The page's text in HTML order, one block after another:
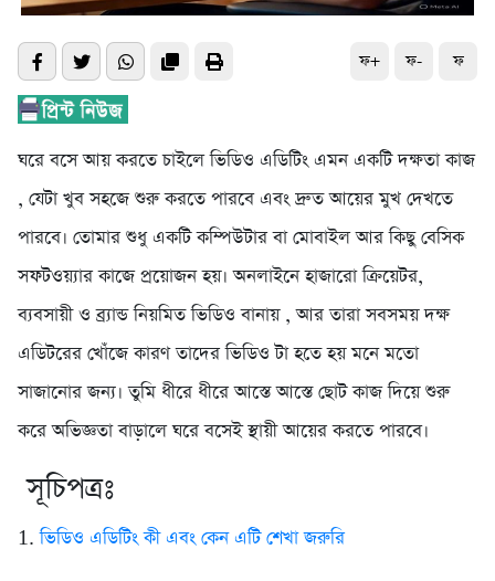
ফ+ ফ- ফ
ঘরে বসে আয় করতে চাইলে ভিডিও এডিটিং এমন একটি দক্ষতা কাজ
, যেটা খুব সহজে শুরু করতে পারবে এবং দ্রুত আয়ের মুখ দেখতে
পারবে। তোমার শুধু একটি কম্পিউটার বা মোবাইল আর কিছু বেসিক
সফটওয়্যার কাজে প্রয়োজন হয়। অনলাইনে হাজারো ক্রিয়েটর,
ব্যবসায়ী ও ব্র্যান্ড নিয়মিত ভিডিও বানায় , আর তারা সবসময় দক্ষ
এডিটরের খোঁজে কারণ তাদের ভিডিও টা হতে হয় মনে মতো
সাজানোর জন্য। তুমি ধীরে ধীরে আস্তে আস্তে ছোট কাজ দিয়ে শুরু
করে অভিজ্ঞতা বাড়ালে ঘরে বসেই স্থায়ী আয়ের করতে পারবে।
সূচিপত্রঃ
1.ভিডিও এডিটিং কী এবং কেন এটি শেখা জরুরি